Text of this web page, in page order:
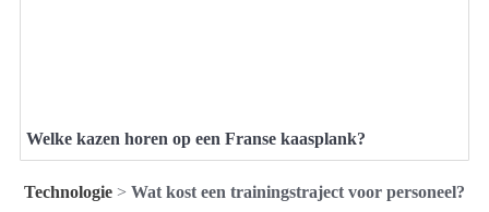
Welke kazen horen op een Franse kaasplank?
Technologie > Wat kost een trainingstraject voor personeel?